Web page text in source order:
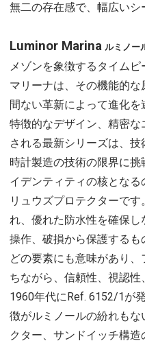
無二の存在感で、幅広いシ
Luminor Marina ルミノー
メゾンを象徴するタイム
マリーナは、その機能的な
間ない革新によって進化を
特徴的なデザイン、精密
される最新シリーズは、
時計製造の技術の限界に
イデンティティの核とな
リュウズプロテクターで
れ、優れた防水性を確保
操作、破損から保護するも
どの要素にも意味があり
ちながら、信頼性、視認性
1960年代にRef. 6152/1が
徴がルミノールの紛れも
クター、サンドイッチ構